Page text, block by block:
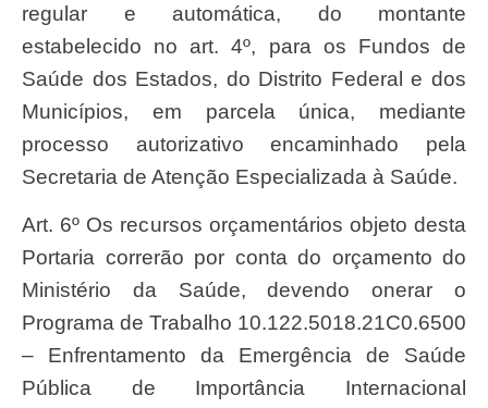
regular e automática, do montante
estabelecido no art. 4º, para os Fundos de
Saúde dos Estados, do Distrito Federal e dos
Municípios, em parcela única, mediante
processo autorizativo encaminhado pela
Secretaria de Atenção Especializada à Saúde.
Art. 6º Os recursos orçamentários objeto desta
Portaria correrão por conta do orçamento do
Ministério da Saúde, devendo onerar o
Programa de Trabalho 10.122.5018.21C0.6500
– Enfrentamento da Emergência de Saúde
Pública de Importância Internacional